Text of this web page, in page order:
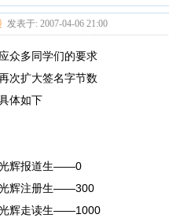
发表于: 2007-04-06 21:00
应众多同学们的要求
次扩大签名字节数
体如下
辉报道生——0
辉注册生——300
辉走读生——1000